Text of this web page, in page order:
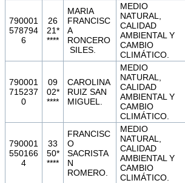
790001
578794
6
26
21*
****
MARIA
FRANCISC
A
RONCERO
SILES.
MEDIO
NATURAL,
CALIDAD
AMBIENTAL Y
CAMBIO
CLIMÁTICO.
790001
715237
0
09
02*
****
CAROLINA
RUIZ SAN
MIGUEL.
MEDIO
NATURAL,
CALIDAD
AMBIENTAL Y
CAMBIO
CLIMÁTICO.
790001
550166
4
33
50*
****
FRANCISC
O
SACRISTA
N
ROMERO.
MEDIO
NATURAL,
CALIDAD
AMBIENTAL Y
CAMBIO
CLIMÁTICO.